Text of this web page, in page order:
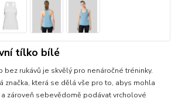
tílko bílé
bez rukávů je skvělý pro nenáročné tréninky.
značka, která se dělá vše pro to, abys mohla
zároveň sebevědomě podávat vrcholové